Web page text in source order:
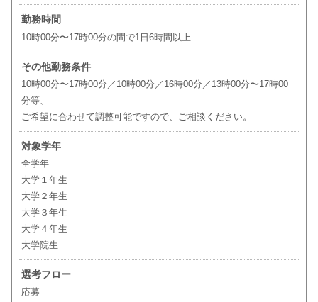
勤務時間
10時00分〜17時00分の間で1日6時間以上
その他勤務条件
10時00分〜17時00分／10時00分／16時00分／13時00分〜17時00
分等、
ご希望に合わせて調整可能ですので、ご相談ください。
対象学年
全学年
大学１年生
大学２年生
大学３年生
大学４年生
大学院生
選考フロー
応募